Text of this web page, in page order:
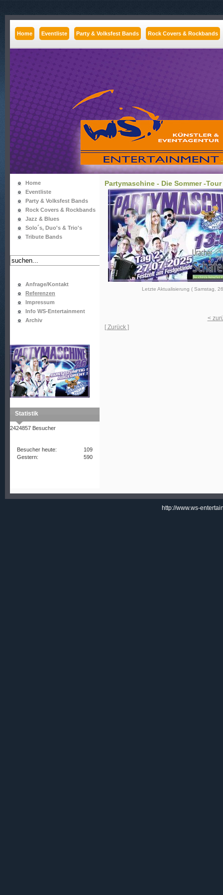
Home Eventliste Party & Volksfest Bands Rock Covers & Rockbands
Home
Eventliste
Party & Volksfest Bands
Rock Covers & Rockbands
Jazz & Blues
Solo´s, Duo's & Trio's
Tribute Bands
Anfrage/Kontakt
Referenzen
Impressum
Info WS-Entertainment
Archiv
Statistik
2424857 Besucher
Besucher heute:
109
Gestern:
590
Partymaschine - Die Sommer -Tour
Letzte Aktualisierung ( Samstag,
<
[ Zurück ]
http://www.ws-